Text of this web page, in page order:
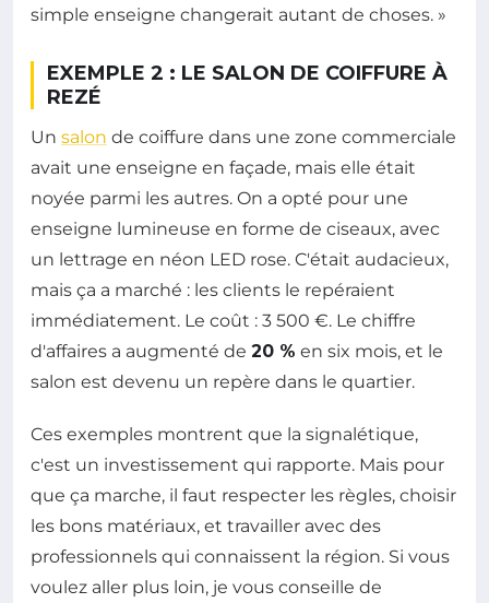
simple enseigne changerait autant de choses. »
EXEMPLE 2 : LE SALON DE COIFFURE À
REZÉ
Un salon de coiffure dans une zone commerciale
avait une enseigne en façade, mais elle était
noyée parmi les autres. On a opté pour une
enseigne lumineuse en forme de ciseaux, avec
un lettrage en néon LED rose. C'était audacieux,
mais ça a marché : les clients le repéraient
immédiatement. Le coût : 3 500 €. Le chiffre
d'affaires a augmenté de 20 % en six mois, et le
salon est devenu un repère dans le quartier.
Ces exemples montrent que la signalétique,
c'est un investissement qui rapporte. Mais pour
que ça marche, il faut respecter les règles, choisir
les bons matériaux, et travailler avec des
professionnels qui connaissent la région. Si vous
voulez aller plus loin, je vous conseille de